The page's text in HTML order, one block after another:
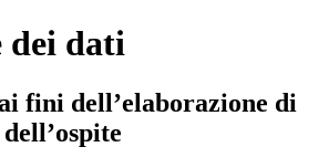
dei dati
fini dell’elaborazione di